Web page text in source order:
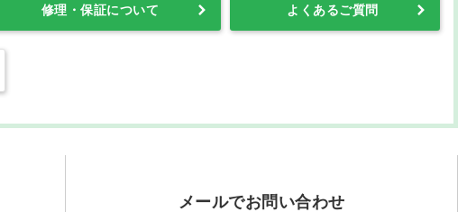
修理・保証について よくあるご質問
メールでお問い合わせ